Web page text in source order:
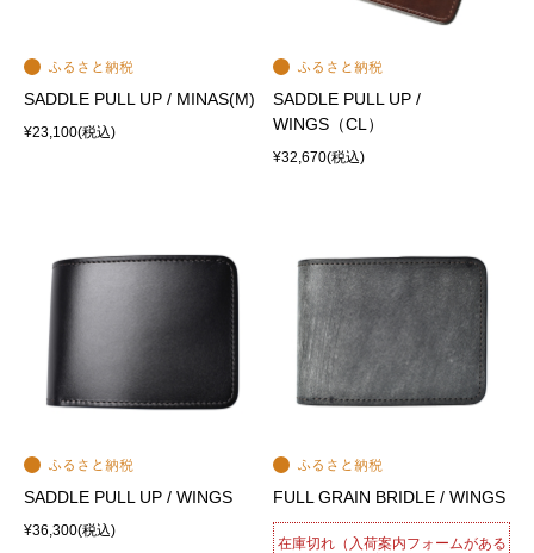
SADDLE PULL UP / MINAS(M)
¥23,100(税込)
SADDLE PULL UP /
WINGS（CL）
¥32,670(税込)
SADDLE PULL UP / WINGS
¥36,300(税込)
FULL GRAIN BRIDLE / WINGS
在庫切れ（入荷案内フォームがある